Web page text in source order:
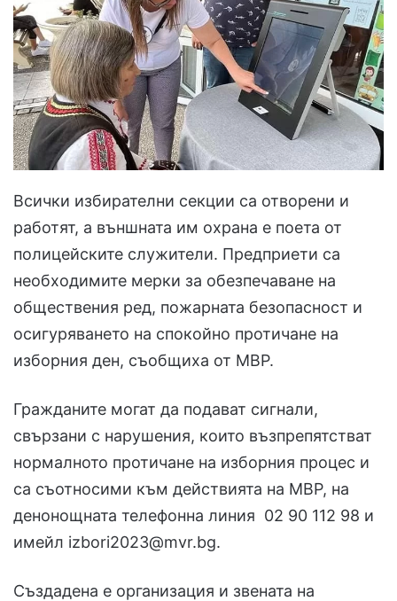
Всички избирателни секции са отворени и
работят, а външната им охрана е поета от
полицейските служители. Предприети са
необходимите мерки за обезпечаване на
обществения ред, пожарната безопасност и
осигуряването на спокойно протичане на
изборния ден, съобщиха от МВР.
Гражданите могат да подават сигнали,
свързани с нарушения, които възпрепятстват
нормалното протичане на изборния процес и
са съотносими към действията на МВР, на
денонощната телефонна линия 02 90 112 98 и
имейл izbori2023@mvr.bg.
Създадена е организация и звената на